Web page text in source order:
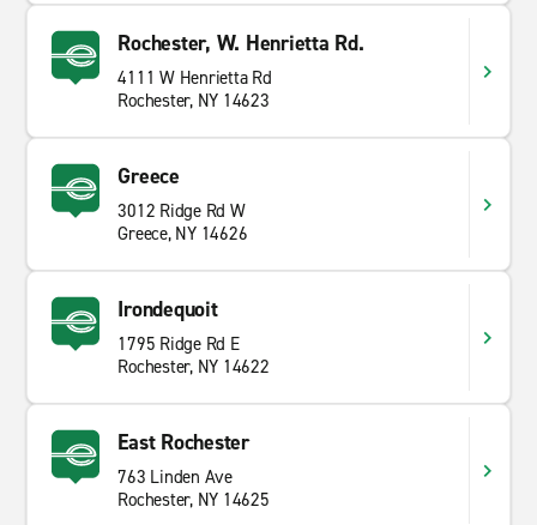
Rochester, W. Henrietta Rd.
4111 W Henrietta Rd
Rochester, NY 14623
Greece
3012 Ridge Rd W
Greece, NY 14626
Irondequoit
1795 Ridge Rd E
Rochester, NY 14622
East Rochester
763 Linden Ave
Rochester, NY 14625